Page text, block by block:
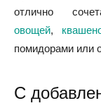
отлично
овощей,
помидорами или
С